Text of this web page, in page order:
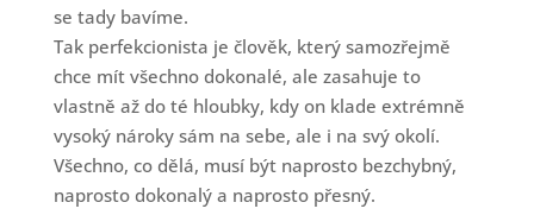
se tady bavíme.
Tak perfekcionista je člověk, který samozřejmě
chce mít všechno dokonalé, ale zasahuje to
vlastně až do té hloubky, kdy on klade extrémně
vysoký nároky sám na sebe, ale i na svý okolí.
Všechno, co dělá, musí být naprosto bezchybný,
naprosto dokonalý a naprosto přesný.